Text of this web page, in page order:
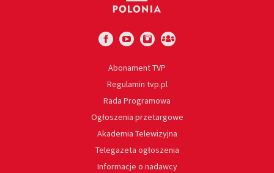
Abonament TVP
Regulamin tvp.pl
Rada Programowa
Ogłoszenia przetargowe
Akademia Telewizyjna
Telegazeta ogłoszenia
Informacje o nadawcy